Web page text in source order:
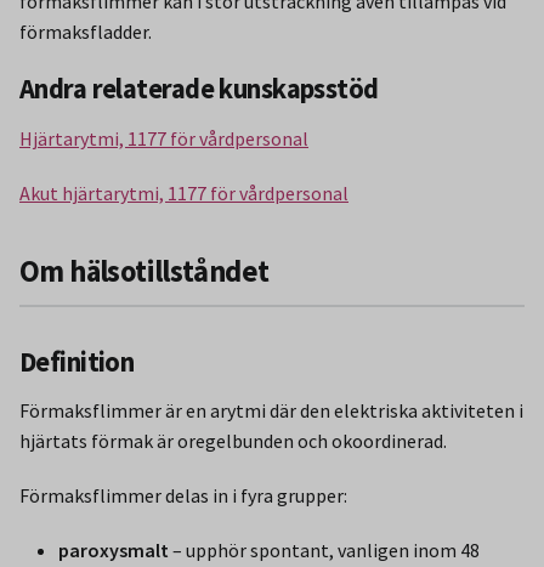
förmaksfladder.
Andra relaterade kunskapsstöd
Hjärtarytmi, 1177 för vårdpersonal
Akut hjärtarytmi, 1177 för vårdpersonal
Om hälsotillståndet
Definition
Förmaksflimmer är en arytmi där den elektriska aktiviteten i
hjärtats förmak är oregelbunden och okoordinerad.
Förmaksflimmer delas in i fyra grupper:
paroxysmalt – upphör spontant, vanligen inom 48